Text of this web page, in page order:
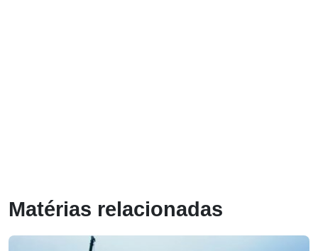
Matérias relacionadas